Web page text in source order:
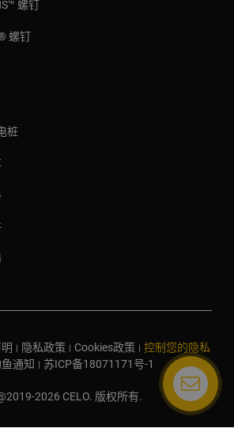
螺钉
螺钉
桩
| 隐私政策 | Cookies政策 | 控制您的隐私
通知 | 苏ICP备18071171号-1
2026 CELO. 版权所有.